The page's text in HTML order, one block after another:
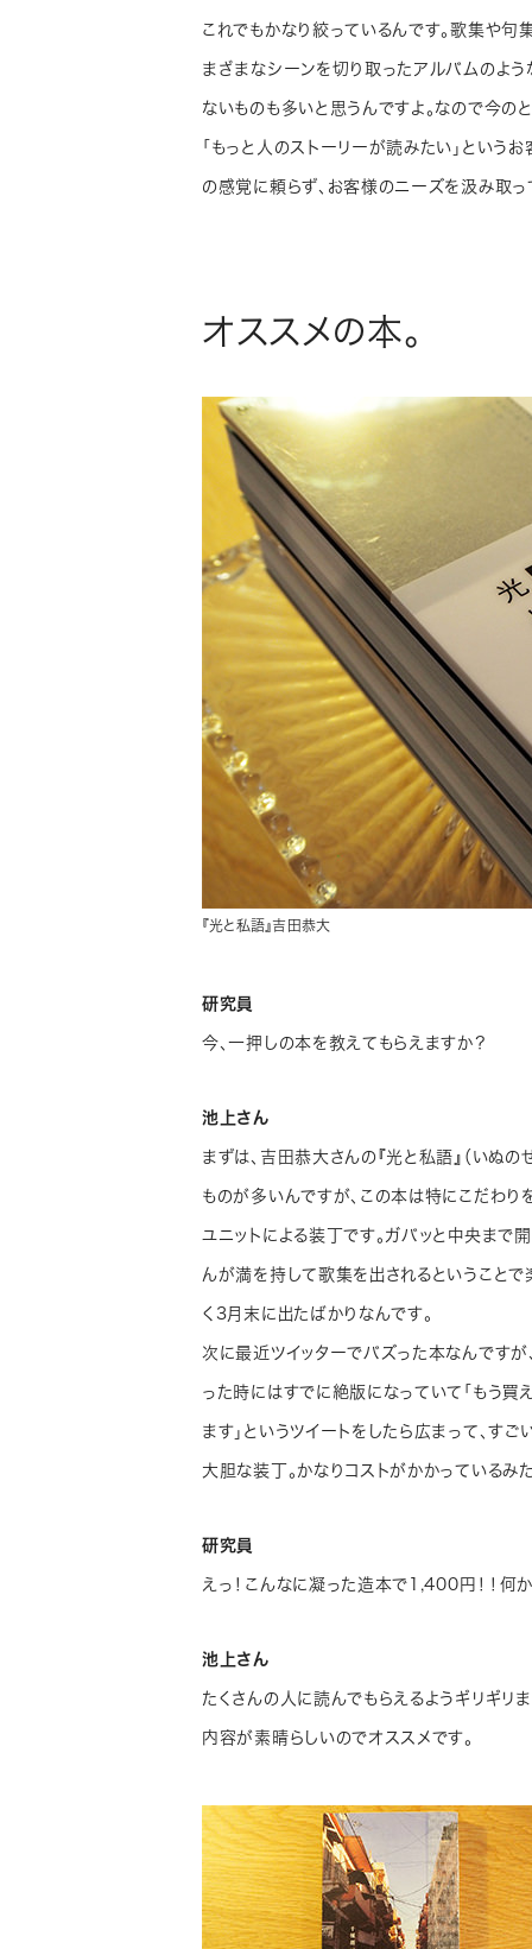
これでもかなり絞っているんです。歌集や句
まざまなシーンを切り取ったアルバムのよ
ないものも多いと思うんですよ。なので今の
「もっと人のストーリーが読みたい」という
の感覚に頼らず、お客様のニーズを汲み取っ
オススメの本。
『光と私語』吉田恭大
研究員
今、一押しの本を教えてもらえますか？
池上さん
まずは、吉田恭大さんの『光と私語』（いぬ
ものが多いんですが、この本は特にこだわり
ユニットによる装丁です。ガバッと中央ま
んが満を持して歌集を出されるということで
く3月末に出たばかりなんです。
次に最近ツイッターでバズった本なんですが
った時にはすでに絶版になっていて「もう
ます」というツイートをしたら広まって、す
大胆な装丁。かなりコストがかかっているみ
研究員
えっ！こんなに凝った造本で1,400円！！何
池上さん
たくさんの人に読んでもらえるようギリギリ
内容が素晴らしいのでオススメです。